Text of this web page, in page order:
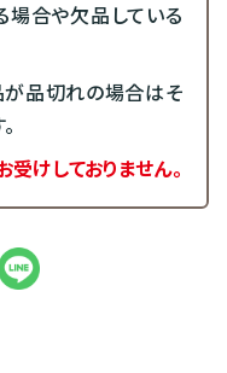
場合や欠品している
品切れの場合はそ
けしておりません。